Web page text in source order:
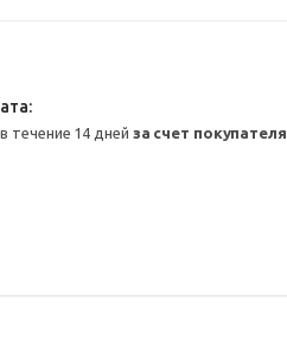
течение 14 дней за счет покупателя